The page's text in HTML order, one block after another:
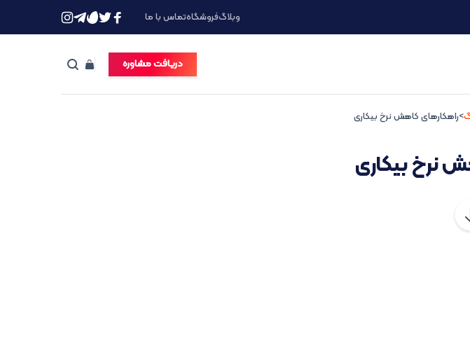
وبلاگفروشگاهتماس با ما
دریافت مشاوره
>راهکارهای کاهش نرخ بیکاری
نرخ بیکاری